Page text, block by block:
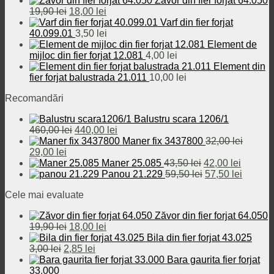
32,00 lei.
19,90lei Prețul
inițial
a
fost:
19,90 lei.
18,00 lei
curent
este:
18,00 lei.
Varf din fier forjat
40.099.01 3,50 lei
Element de
mijloc din fier forjat 12.081 4,00 lei
Element din
fier forjat balustrada 21.011 10,00 lei
Recomandări
Balustru scara 1206/1
460,00lei Prețul
inițial
fost:
460,00 lei.
440,00 lei
curent
440,00 lei.
Maner fix 3437800 32,00lei
Prețul
inițial
a
32,00 lei.
29,00 lei
curent
este:
Maner 25.085 43,50lei Prețul
inițial
42,00 lei
curent
Panou 21.229 59,50lei Prețul
59,50 lei.
57,50 lei
Cele mai evaluate
Zăvor din fier forjat 64.050
19,90lei Prețul
inițial
a
fost:
18,00 lei
curent
18,00 lei.
Bila din fier forjat 43.025
3,00lei Prețul
inițial
2,85 lei
curent
Bara gaurita fier forjat
33.000